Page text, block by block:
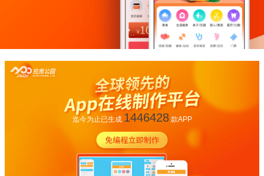
迄今为止已生成 1446428款APP